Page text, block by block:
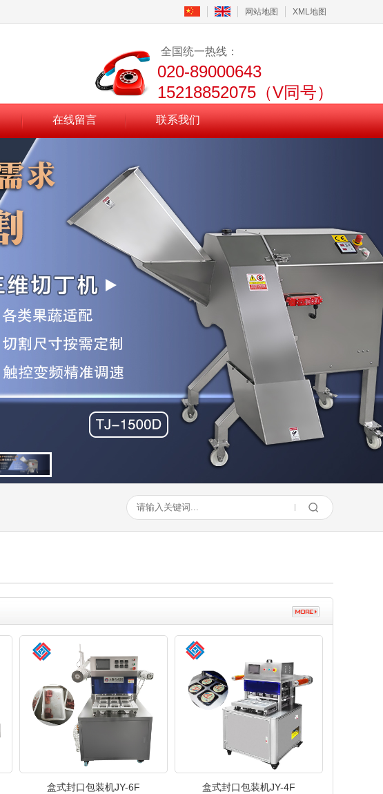
网站地图 XML地图
全国统一热线：
020-89000643
15218852075（V同号）
在线留言 联系我们
盒式封口包装机JY-6F 盒式封口包装机JY-4F